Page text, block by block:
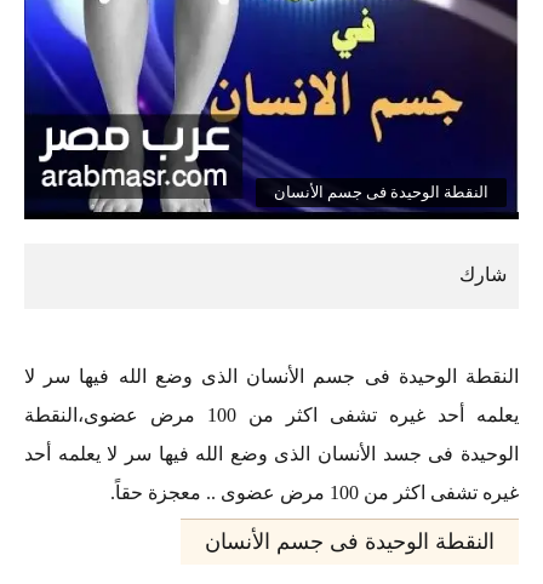
النقطة الوحيدة فى جسم الأنسان
النقطة الوحيدة فى جسم الأنسان الذى وضع الله فيها سر لا
يعلمه أحد غيره تشفى اكثر من 100 مرض عضوى،النقطة
الوحيدة فى جسد الأنسان الذى وضع الله فيها سر لا يعلمه أحد
غيره تشفى اكثر من 100 مرض عضوى .. معجزة حقاً.
النقطة الوحيدة فى جسم الأنسان